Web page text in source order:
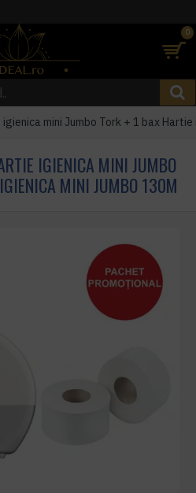
0
mini Jumbo Tork + 1 bax
IGIENICA MINI JUMBO
MINI JUMBO 130M